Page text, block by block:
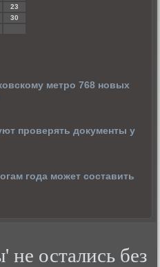
23
30
метро 768 новых
проверять документы у
года может составить
не остались без